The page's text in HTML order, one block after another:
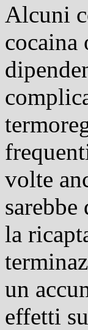
Alcuni
cocaina
volte
la
un
effetti